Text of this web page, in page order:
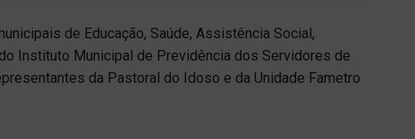
de Educação, Saúde, Assistência Social,
Instituto Municipal de Previdência dos Servidores de
da Pastoral do Idoso e da Unidade Fametro